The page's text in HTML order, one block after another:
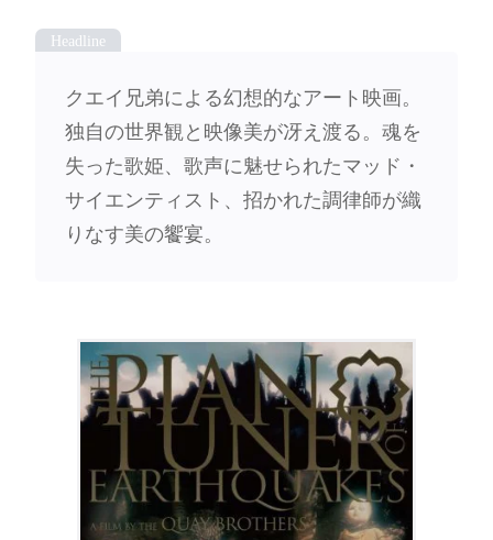
クエイ兄弟による幻想的なアート映画。
独自の世界観と映像美が冴え渡る。魂を
失った歌姫、歌声に魅せられたマッド・
サイエンティスト、招かれた調律師が織
りなす美の饗宴。